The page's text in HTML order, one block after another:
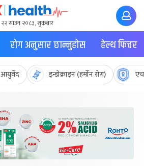
२२ साउन २०८३, शुक्रबार
रोग अनुसार छान्नुहोस हेल्थ फिचर
आयुर्वेद इन्डोक्राइन (हर्मोन रोग)